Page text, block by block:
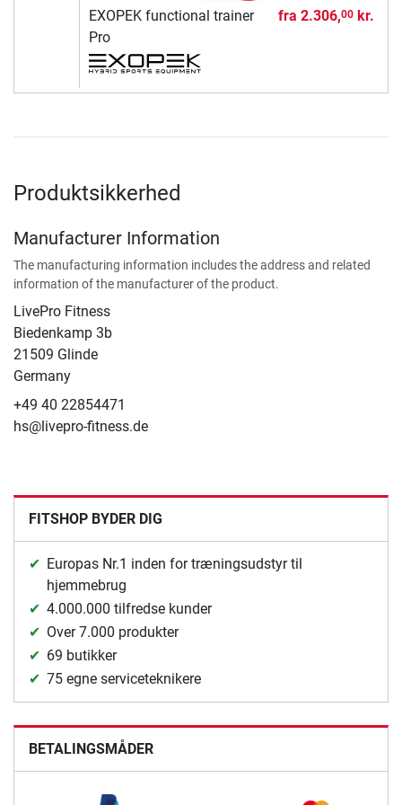
EXOPEK functional trainer
Pro
fra 2.306,00kr.
Produktsikkerhed
Manufacturer Information
The manufacturing information includes the address and related
information of the manufacturer of the product.
LivePro Fitness
Biedenkamp 3b
21509 Glinde
Germany
+49 40 22854471
hs@livepro-fitness.de
FITSHOP BYDER DIG
Europas Nr.1 inden for træningsudstyr til
hjemmebrug
4.000.000 tilfredse kunder
Over 7.000 produkter
69 butikker
75 egne serviceteknikere
BETALINGSMÅDER